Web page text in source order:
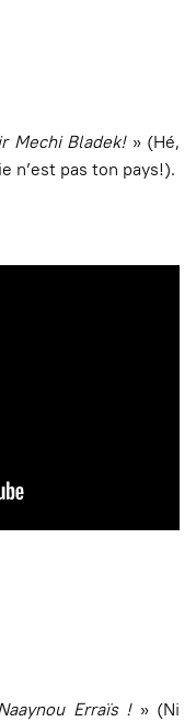
Mechi Bladek!» (Hé,
n’est pas ton pays!).
Erraïs !» (Ni